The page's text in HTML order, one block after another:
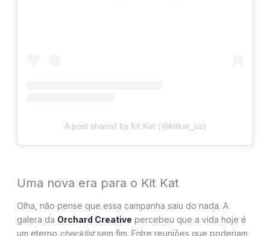
A post shared by Kit Kat (@kitkat_us)
Uma nova era para o Kit Kat
Olha, não pense que essa campanha saiu do nada. A
galera da Orchard Creative percebeu que a vida hoje é
um eterno checklistsem fim. Entre reuniões que poderiam